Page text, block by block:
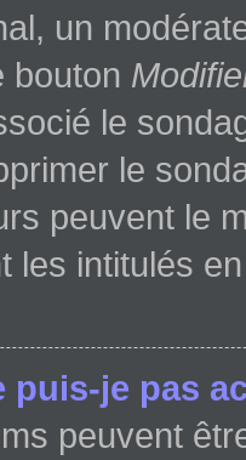
un
bouton
le
le
peuvent le
les intitulés
puis-je pas
peuvent